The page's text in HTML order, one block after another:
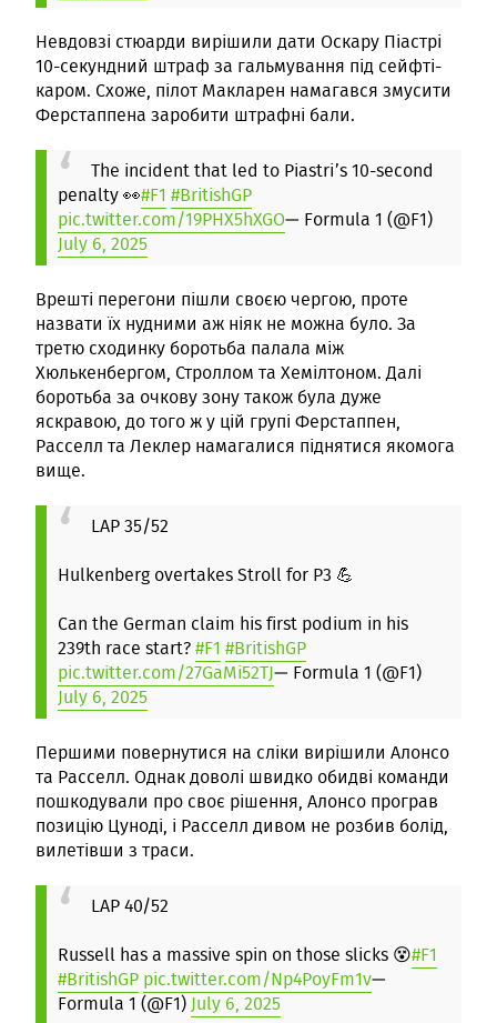
Невдовзі стюарди вирішили дати Оскару Піастрі
10-секундний штраф за гальмування під сейфті-
каром. Схоже, пілот Макларен намагався змусити
Ферстаппена заробити штрафні бали.
The incident that led to Piastri’s 10-second
penalty 👀#F1 #BritishGP
pic.twitter.com/19PHX5hXGO— Formula 1 (@F1)
July 6, 2025
Врешті перегони пішли своєю чергою, проте
назвати їх нудними аж ніяк не можна було. За
третю сходинку боротьба палала між
Хюлькенбергом, Строллом та Хемілтоном. Далі
боротьба за очкову зону також була дуже
яскравою, до того ж у цій групі Ферстаппен,
Расселл та Леклер намагалися піднятися якомога
вище.
LAP 35/52
Hulkenberg overtakes Stroll for P3 💪
Can the German claim his first podium in his
239th race start?#F1 #BritishGP
pic.twitter.com/27GaMi52TJ— Formula 1 (@F1)
July 6, 2025
Першими повернутися на сліки вирішили Алонсо
та Расселл. Однак доволі швидко обидві команди
пошкодували про своє рішення, Алонсо програв
позицію Цуноді, і Расселл дивом не розбив болід,
вилетівши з траси.
LAP 40/52
Russell has a massive spin on those slicks 😵#F1
#BritishGP pic.twitter.com/Np4PoyFm1v—
Formula 1 (@F1)July 6, 2025